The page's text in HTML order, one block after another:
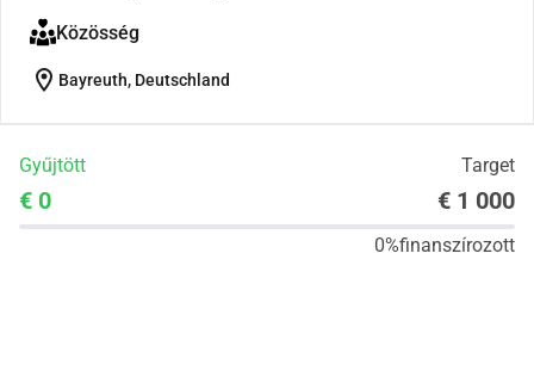
Közösség
location_on Bayreuth, Deutschland
Gyűjtött Target
€ 0 € 1 000
0%finanszírozott